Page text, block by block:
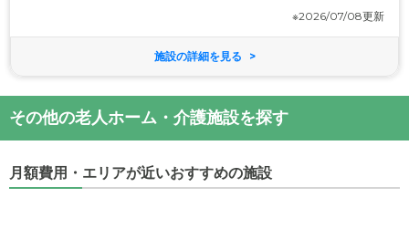
※2026/07/08更新
施設の詳細を見る
その他の老人ホーム・介護施設を探す
月額費用・エリアが近いおすすめの施設